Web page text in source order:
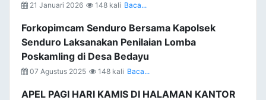
21 Januari 2026 148 kali Baca...
Forkopimcam Senduro Bersama Kapolsek
Senduro Laksanakan Penilaian Lomba
Poskamling di Desa Bedayu
07 Agustus 2025 148 kali Baca...
APEL PAGI HARI KAMIS DI HALAMAN KANTOR